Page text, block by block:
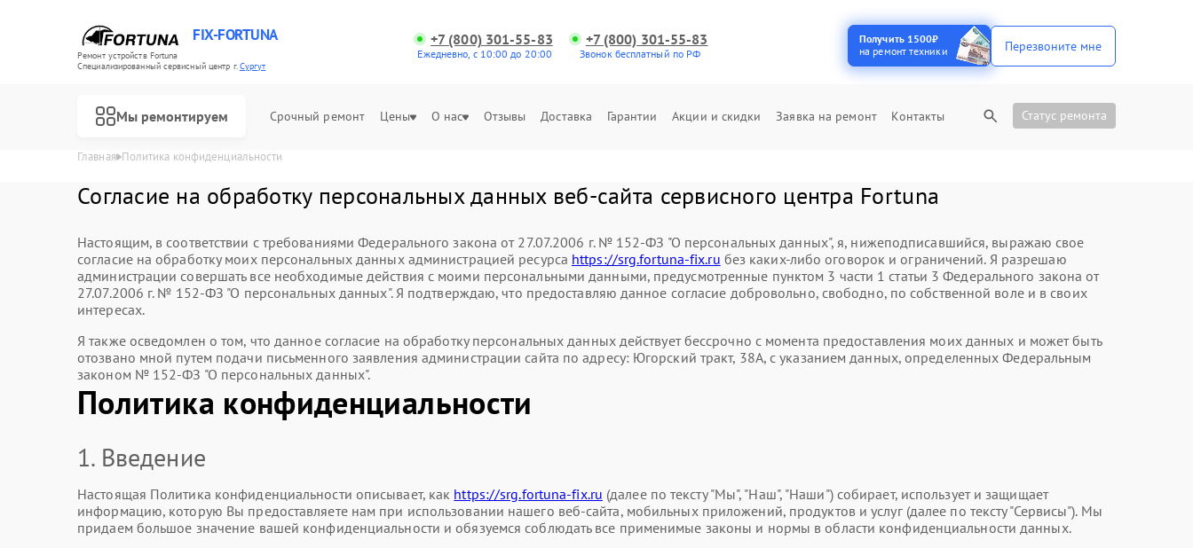
FIX-FORTUNA
Ремонт устройств Fortuna
Специализированный cервисный центр г.Сургут
+7 (800) 301-55-83
Ежедневно, с 10:00 до 20:00
+7 (800) 301-55-83
Звонок бесплатный по РФ
Получить 1500₽
на ремонт техники
Перезвоните мне
Мы ремонтируем Срочный ремонт Цены О нас Отзывы Доставка Гарантии Акции и скидки Заявка на ремонт Контакты Статус ремонта
Главная Политика конфиденциальности
Согласие на обработку персональных данных веб-сайта сервисного центра Fortuna
Настоящим, в соответствии с требованиями Федерального закона от 27.07.2006 г. № 152-ФЗ "О персональных данных", я, нижеподписавшийся, выражаю свое
согласие на обработку моих персональных данных администрацией ресурса https://srg.fortuna-fix.ru без каких-либо оговорок и ограничений. Я разрешаю
администрации совершать все необходимые действия с моими персональными данными, предусмотренные пунктом 3 части 1 статьи 3 Федерального закона от
27.07.2006 г. № 152-ФЗ "О персональных данных". Я подтверждаю, что предоставляю данное согласие добровольно, свободно, по собственной воле и в своих
интересах.
Я также осведомлен о том, что данное согласие на обработку персональных данных действует бессрочно с момента предоставления моих данных и может быть
отозвано мной путем подачи письменного заявления администрации сайта по адресу: Югорский тракт, 38А, с указанием данных, определенных Федеральным
законом № 152-ФЗ "О персональных данных".
Политика конфиденциальности
1. Введение
Настоящая Политика конфиденциальности описывает, как https://srg.fortuna-fix.ru (далее по тексту "Мы", "Наш", "Наши") собирает, использует и защищает
информацию, которую Вы предоставляете нам при использовании нашего веб-сайта, мобильных приложений, продуктов и услуг (далее по тексту "Сервисы"). Мы
придаем большое значение вашей конфиденциальности и обязуемся соблюдать все применимые законы и нормы в области конфиденциальности данных.